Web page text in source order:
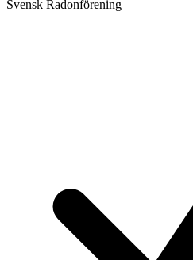
Svensk Radonförening